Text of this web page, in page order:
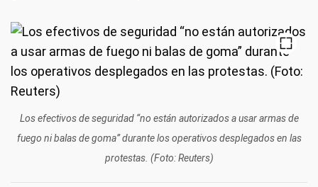
Los efectivos de seguridad “no están autorizados a usar armas de
fuego ni balas de goma” durante los operativos desplegados en las
protestas. (Foto: Reuters)